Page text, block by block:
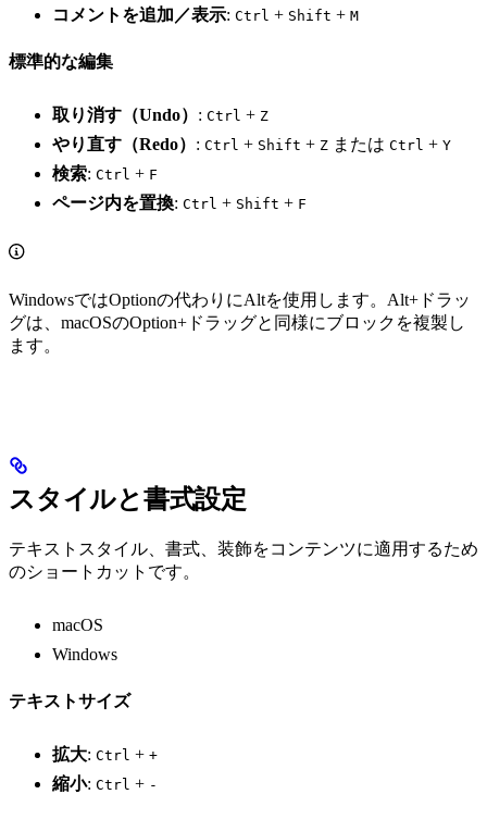
コメントを追加／表示: Ctrl + Shift + M
標準的な編集
取り消す（Undo） : Ctrl + Z
やり直す（Redo） : Ctrl + Shift + Z または Ctrl + Y
検索: Ctrl + F
ページ内を置換: Ctrl + Shift + F
WindowsではOptionの代わりにAltを使用します。Alt+ドラッ
グは、macOSのOption+ドラッグと同様にブロックを複製し
ます。
スタイルと書式設定
テキストスタイル、書式、装飾をコンテンツに適用するため
のショートカットです。
macOS
Windows
テキストサイズ
拡大: Ctrl + +
縮小: Ctrl + -